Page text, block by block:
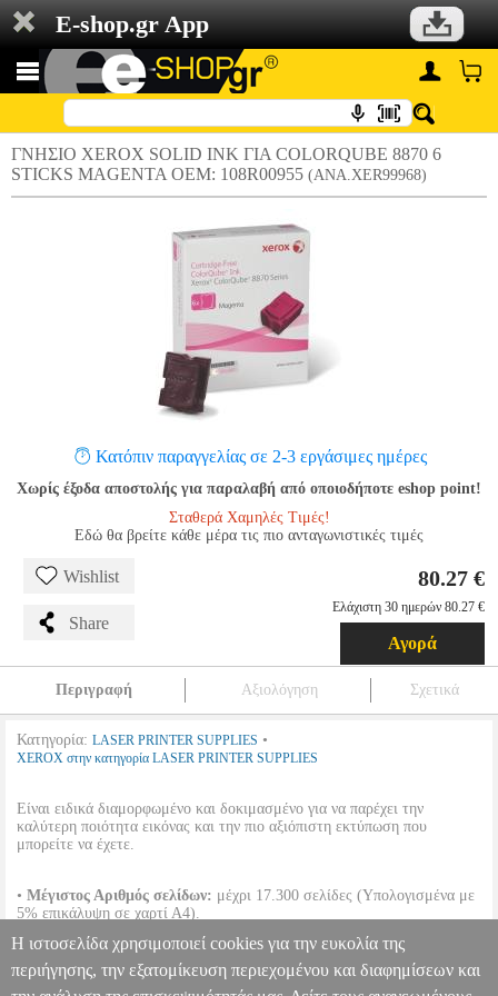
E-shop.gr App
ΓΝΗΣΙΟ XEROX SOLID INK ΓΙΑ COLORQUBE 8870 6
STICKS MAGENTA OEM: 108R00955 (ANA.XER99968)
Κατόπιν παραγγελίας σε 2-3 εργάσιμες ημέρες
Χωρίς έξοδα αποστολής για παραλαβή από οποιοδήποτε eshop point!
Σταθερά Χαμηλές Τιμές!
Εδώ θα βρείτε κάθε μέρα τις πιο ανταγωνιστικές τιμές
Wishlist
Share
80.27 €
Ελάχιστη 30 ημερών 80.27 €
Αγορά
Περιγραφή Αξιολόγηση Σχετικά
Κατηγορία: LASER PRINTER SUPPLIES •
XEROX στην κατηγορία LASER PRINTER SUPPLIES
Είναι ειδικά διαμορφωμένο και δοκιμασμένο για να παρέχει την
καλύτερη ποιότητα εικόνας και την πιο αξιόπιστη εκτύπωση που
μπορείτε να έχετε.
• Μέγιστος Αριθμός σελίδων: μέχρι 17.300 σελίδες (Υπολογισμένα με
5% επικάλυψη σε χαρτί Α4).
• Συμβατοτητα:COLORQUBE 8870/8880.
•OEM:108R00955
Η ιστοσελίδα χρησιμοποιεί cookies για την ευκολία της
περιήγησης, την εξατομίκευση περιεχομένου και διαφημίσεων και